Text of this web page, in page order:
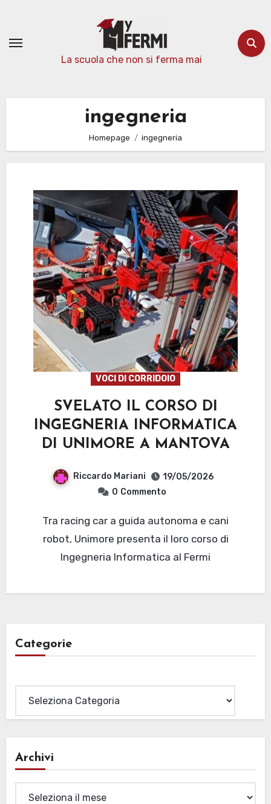
contenuto
La scuola che non si ferma mai
ingegneria
Homepage ingegneria
VOCI DI CORRIDOIO
SVELATO IL CORSO DI
INGEGNERIA INFORMATICA
DI UNIMORE A MANTOVA
Riccardo Mariani
19/05/2026
0 Commento
Tra racing car a guida autonoma e cani
robot, Unimore presenta il loro corso di
Ingegneria Informatica al Fermi
Categorie
Archivi